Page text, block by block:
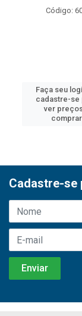
Código:
Faça seu
cadastre-se
ver
comprar
Cadastre-se